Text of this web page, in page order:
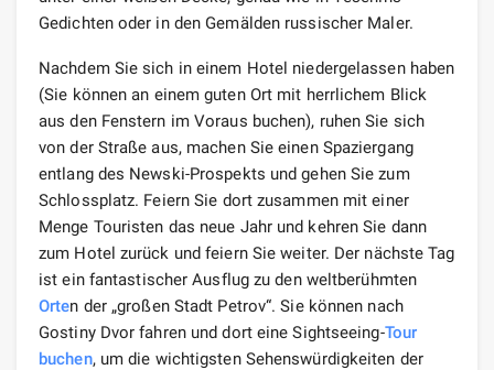
Gedichten oder in den Gemälden russischer Maler.
Nachdem Sie sich in einem Hotel niedergelassen haben
(Sie können an einem guten Ort mit herrlichem Blick
aus den Fenstern im Voraus buchen), ruhen Sie sich
von der Straße aus, machen Sie einen Spaziergang
entlang des Newski-Prospekts und gehen Sie zum
Schlossplatz. Feiern Sie dort zusammen mit einer
Menge Touristen das neue Jahr und kehren Sie dann
zum Hotel zurück und feiern Sie weiter. Der nächste Tag
ist ein fantastischer Ausflug zu den weltberühmten
Orten der „großen Stadt Petrov“. Sie können nach
Gostiny Dvor fahren und dort eine Sightseeing-Tour
buchen, um die wichtigsten Sehenswürdigkeiten der